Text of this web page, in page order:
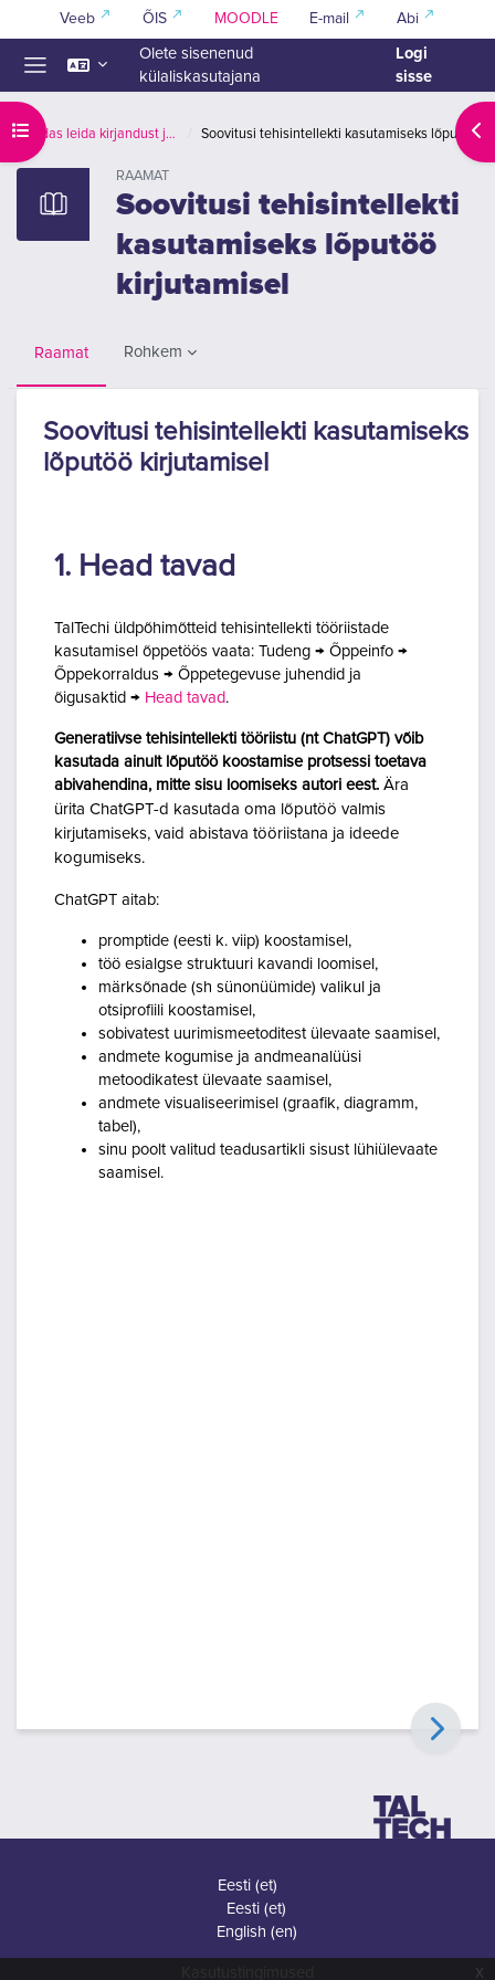
Jäta vahele peasisuni
x
Veeb ÕIS MOODLE E-mail Abi
Olete sisenenud
külaliskasutajana
Logi
sisse
Ava kursuse sisukordKuidas leida kirjandust ja viidata
RAAMAT
Soovitusi tehisintellekti
kasutamiseks lõputöö
kirjutamisel
Raamat Rohkem
Soovitusi tehisintellekti kasutamiseks
lõputöö kirjutamisel
1. Head tavad
TalTechi üldpõhimõtteid tehisintellekti tööriistade
kasutamisel õppetöös vaata: Tudeng → Õppeinfo →
Õppekorraldus → Õppetegevuse juhendid ja
õigusaktid → Head tavad.
Generatiivse tehisintellekti tööriistu (nt ChatGPT) võib
kasutada ainult lõputöö koostamise protsessi toetava
abivahendina, mitte sisu loomiseks autori eest. Ära
ürita ChatGPT-d kasutada oma lõputöö valmis
kirjutamiseks, vaid abistava tööriistana ja ideede
kogumiseks.
ChatGPT aitab:
promptide (eesti k. viip) koostamisel,
töö esialgse struktuuri kavandi loomisel,
märksõnade (sh sünonüümide) valikul ja
otsiprofiili koostamisel,
sobivatest uurimismeetoditest ülevaate saamisel,
andmete kogumise ja andmeanalüüsi
metoodikatest ülevaate saamisel,
andmete visualiseerimisel (graafik, diagramm,
tabel),
sinu poolt valitud teadusartikli sisust lühiülevaate
saamisel.
Eesti ‎(et)‎
Eesti ‎(et)‎
English ‎(en)‎